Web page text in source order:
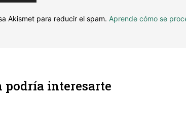
Akismet para reducir el spam. Aprende cómo se
podría interesarte